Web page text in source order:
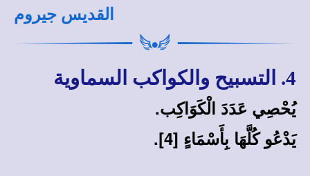
القديس جيروم
4. التسبيح والكواكب السماوية
يُحْصِي عَدَدَ الْكَوَاكِب.
يَدْعُو كُلَّهَا بِأَسْمَاءٍ [4].